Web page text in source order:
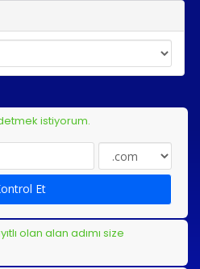
istiyorum.
Et
olan alan adımı size